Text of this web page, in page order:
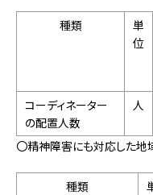
種類
単
位
コーディネーター
の配置人数
人
〇精神障害にも対応した地
種類